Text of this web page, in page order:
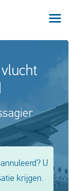
U
krijgen.